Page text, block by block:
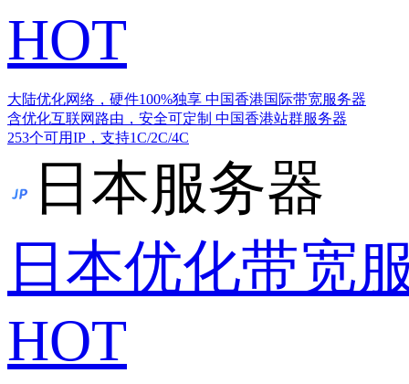
HOT
大陆优化网络，硬件100%独享 中国香港国际带宽服务器
含优化互联网路由，安全可定制 中国香港站群服务器
253个可用IP，支持1C/2C/4C
日本服务器
日本优化带宽
HOT